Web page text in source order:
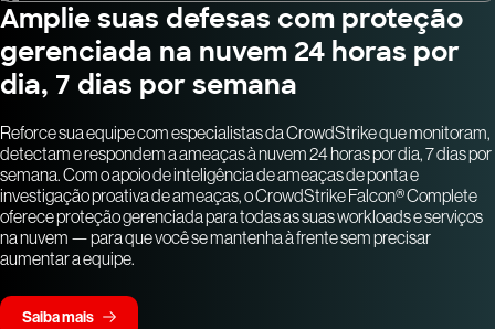
Amplie suas defesas com proteção
gerenciada na nuvem 24 horas por
dia, 7 dias por semana
Reforce sua equipe com especialistas da CrowdStrike que monitoram,
detectam e respondem a ameaças à nuvem 24 horas por dia, 7 dias por
semana. Com o apoio de inteligência de ameaças de ponta e
investigação proativa de ameaças, o CrowdStrike Falcon® Complete
oferece proteção gerenciada para todas as suas workloads e serviços
na nuvem — para que você se mantenha à frente sem precisar
aumentar a equipe.
Saiba mais